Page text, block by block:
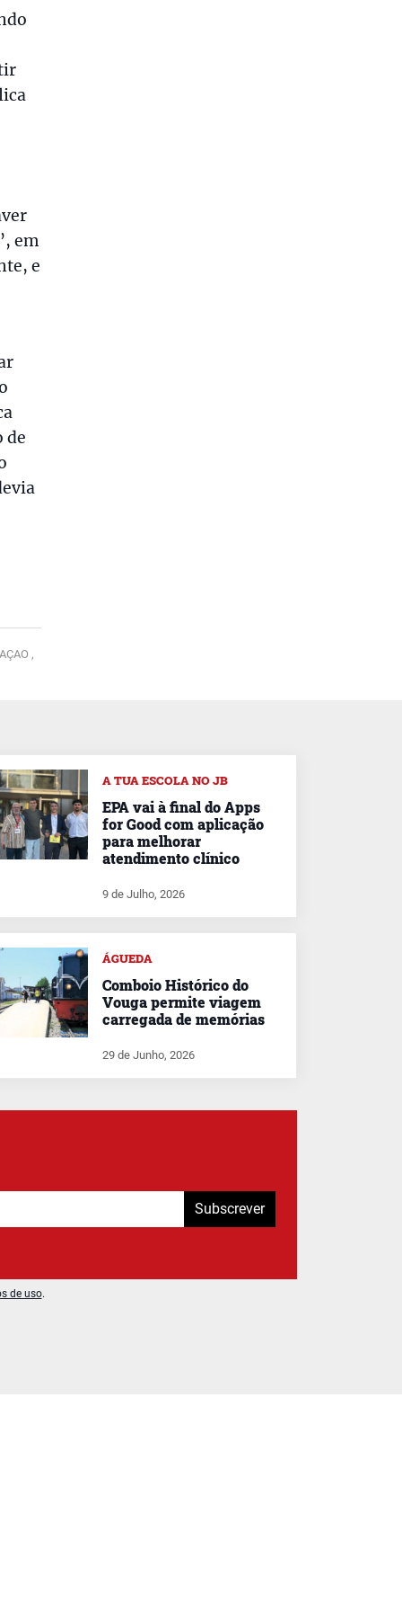
em
e
de
,
A TUA ESCOLA NO JB
EPA vai à final do Apps
for Good com aplicação
para melhorar
atendimento clínico
9 de Julho, 2026
ÁGUEDA
Comboio Histórico do
Vouga permite viagem
carregada de memórias
29 de Junho, 2026
Subscrever
de uso.